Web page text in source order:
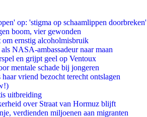
op: 'stigma op schaamlippen doorbreken'
boom, vier gewonden
ernstig alcoholmisbruik
NASA-ambassadeur naar maan
en grijpt geel op Ventoux
mentale schade bij jongeren
vriend bezocht terecht ontslagen
uitbreiding
over Straat van Hormuz blijft
verdienden miljoenen aan migranten